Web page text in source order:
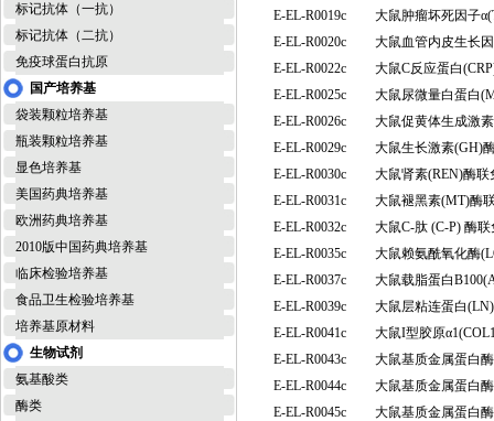
标记抗体（一抗）
标记抗体（二抗）
免疫球蛋白抗原
国产培养基
袋装颗粒培养基
瓶装颗粒培养基
显色培养基
美国药典培养基
欧洲药典培养基
2010版中国药典培养基
临床检验培养基
食品卫生检验培养基
培养基原材料
生物试剂
氨基酸类
酶类
E-EL-R0019c
大鼠肿瘤坏死因子
E-EL-R0020c
大鼠血管内皮生长
E-EL-R0022c
大鼠C反应蛋白
E-EL-R0025c
大鼠尿微量白蛋白
E-EL-R0026c
大鼠促黄体生成激
E-EL-R0029c
大鼠生长激素(GH)
E-EL-R0030c
大鼠肾素(REN)酶
E-EL-R0031c
大鼠褪黑素(MT)酶
E-EL-R0032c
大鼠C-肽 (C-P) 酶
E-EL-R0035c
大鼠赖氨酰氧化酶
E-EL-R0037c
大鼠载脂蛋白
E-EL-R0039c
大鼠层粘连蛋白
E-EL-R0041c
大鼠I型胶原
E-EL-R0043c
大鼠基质金属蛋白
E-EL-R0044c
大鼠基质金属蛋白
E-EL-R0045c
大鼠基质金属蛋白